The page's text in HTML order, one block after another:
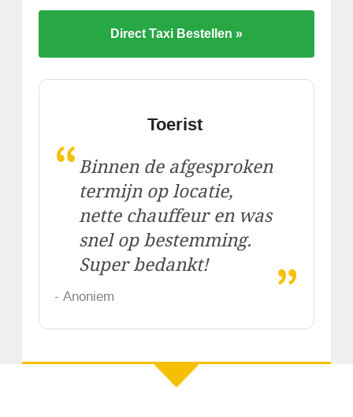
Direct Taxi Bestellen »
Toerist
“ Binnen de afgesproken
termijn op locatie,
nette chauffeur en was
snel op bestemming.
Super bedankt!
„
- Anoniem